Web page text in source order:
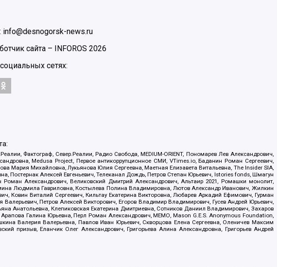
info@desnogorsk-news.ru
сайта – INFOROS 2026
сетях:
Фактограф, Север.Реалии, Радио Свобода, MEDIUM-ORIENT, Пономарев Лев Александрович,
Medusa Project, Первое антикоррупционное СМИ, VTimes.io, Баданин Роман Сергеевич,
Мария Михайловна, Лукьянова Юлия Сергеевна, Маетная Елизавета Витальевна, The Insider SIA,
Алексей Евгеньевич, Телеканал Дождь, Петров Степан Юрьевич, Istories fonds, Шмагун
Александрович, Великовский Дмитрий Александрович, Альтаир 2021, Ромашки монолит,
Людмила Гавриловна, Костылева Полина Владимировна, Лютов Александр Иванович, Жилкин
Ковин Виталий Сергеевич, Кильтау Екатерина Викторовна, Любарев Аркадий Ефимович, Гурман
Петров Алексей Викторович, Егоров Владимир Владимирович, Гусев Андрей Юрьевич,
Анатольевна, Клепиковская Екатерина Дмитриевна, Сотников Даниил Владимирович, Захаров
Галина Юрьевна, Перл Роман Александрович, МЕМО, Mason G.E.S. Anonymous Foundation,
Валерия Валерьевна, Павлов Иван Юрьевич, Скворцова Елена Сергеевна, Оленичев Максим
призыв, Еланчик Олег Александрович, Григорьева Алина Александровна, Григорьев Андрей